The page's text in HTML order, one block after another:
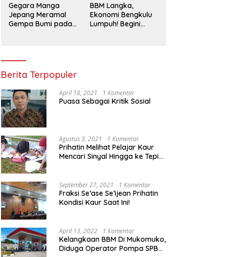
Gegara Manga
Jepang Meramal
Gempa Bumi pada
BBM Langka,
Ekonomi Bengkulu
Lumpuh! Begini
Berita Terpopuler
April 18, 2021 1 Komentar
Puasa Sebagai Kritik Sosial
Agustus 3, 2021 1 Komentar
Prihatin Melihat Pelajar Kaur
Mencari Sinyal Hingga ke Tepi
Segera Bertindak
September 27, 2021 1 Komentar
Fraksi Se’ase Se’ijean Prihatin
Kondisi Kaur Saat Ini!
April 13, 2022 1 Komentar
Kelangkaan BBM Di Mukomuko,
Diduga Operator Pompa SPBU